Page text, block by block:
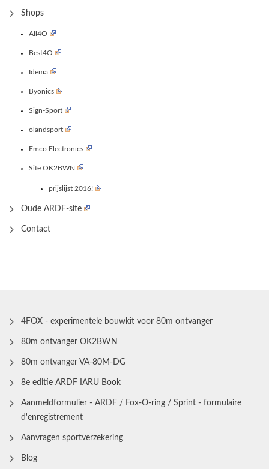
Shops
All4O
Best4O
Idema
Byonics
Sign-Sport
olandsport
Emco Electronics
Site OK2BWN
prijslijst 2016!
Oude ARDF-site
Contact
4FOX - experimentele bouwkit voor 80m ontvanger
80m ontvanger OK2BWN
80m ontvanger VA-80M-DG
8e editie ARDF IARU Book
Aanmeldformulier - ARDF / Fox-O-ring / Sprint - formulaire
d'enregistrement
Aanvragen sportverzekering
Blog